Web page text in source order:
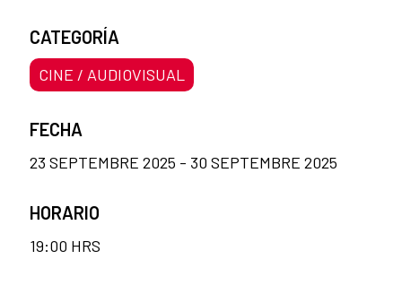
CATEGORÍA
CINE / AUDIOVISUAL
FECHA
23 SEPTEMBRE 2025 - 30 SEPTEMBRE 2025
HORARIO
19:00 HRS